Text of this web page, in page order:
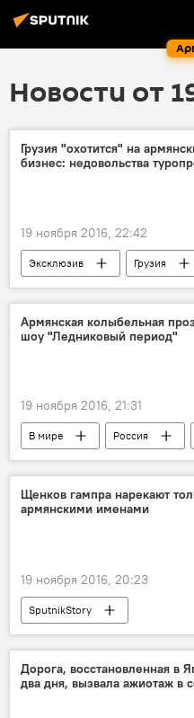
Новости от
Грузия "охотится" на
бизнес: недовольства
19 ноября 2016, 22:42
Эксклюзив Грузия
турист
туризм
Армянская колыбельная
шоу "Ледниковый период"
19 ноября 2016, 21:31
В мире Россия
Екатерина Варнава
Шоу "Ледниковый период"
Армянская колыбельная
Щенков гампра нарекают
армянскими именами
19 ноября 2016, 20:23
SputnikStory
Кинологический союз Армении
волкодав
Дорога, восстановленная в
два дня, вызвала ажиотаж в